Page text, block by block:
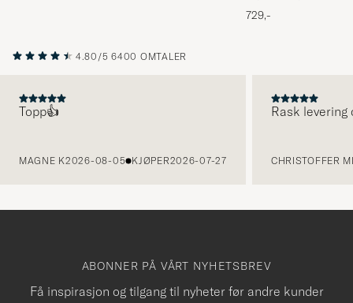
Melange
729,-
4.80/5 6400 OMTALER
Topp👍
MAGNE K2026-08-05 KJØPER2026-07-27
Rask
CHRISTOFFER
ABONNER PÅ VÅRT NYHETSBREV
Få inspirasjon og tilgang til nyheter før andre kunder